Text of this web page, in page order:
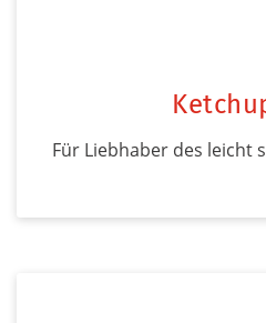
Für Liebhaber des leicht